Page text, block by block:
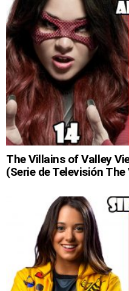
The Villains of Valley
(Serie de Televisión